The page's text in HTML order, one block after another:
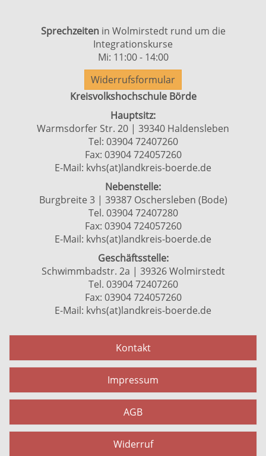
Sprechzeiten in Wolmirstedt rund um die
Integrationskurse
Mi: 11:00 - 14:00
Widerrufsformular
Kreisvolkshochschule Börde
Hauptsitz:
Warmsdorfer Str. 20 | 39340 Haldensleben
Tel: 03904 72407260
Fax: 03904 724057260
E-Mail: kvhs(at)landkreis-boerde.de
Nebenstelle:
Burgbreite 3 | 39387 Oschersleben (Bode)
Tel. 03904 72407280
Fax: 03904 724057260
E-Mail: kvhs(at)landkreis-boerde.de
Geschäftsstelle:
Schwimmbadstr. 2a | 39326 Wolmirstedt
Tel. 03904 72407260
Fax: 03904 724057260
E-Mail: kvhs(at)landkreis-boerde.de
Kontakt
Impressum
AGB
Widerruf